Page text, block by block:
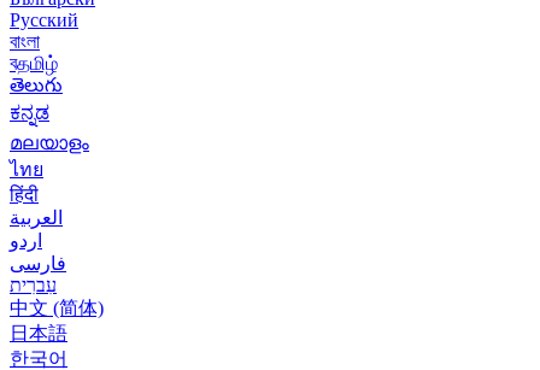
Русский
বাংলা
বதமிழ்
తెలుగు
ಕನ್ನಡ
മലയാളം
ไทย
हिंदी
العربية
اردو
فارسی
עִברִית
中文 (简体)
日本語
한국어